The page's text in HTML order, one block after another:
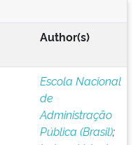
Author(s)
Escola Nacional
de
Administração
Pública (Brasil);